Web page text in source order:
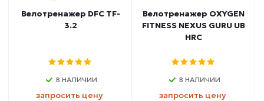
Велотренажер DFC TF-
3.2
В НАЛИЧИИ
запросить цену
Велотренажер OXYGEN
FITNESS NEXUS GURU UB
HRC
В НАЛИЧИИ
запросить цену